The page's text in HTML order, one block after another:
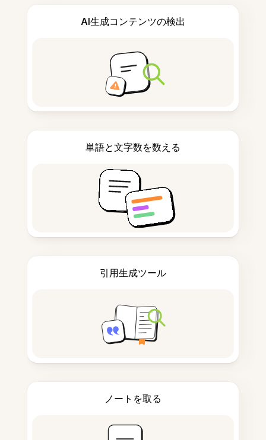
AI生成コンテンツの検出
単語と文字数を数える
引用生成ツール
ノートを取る